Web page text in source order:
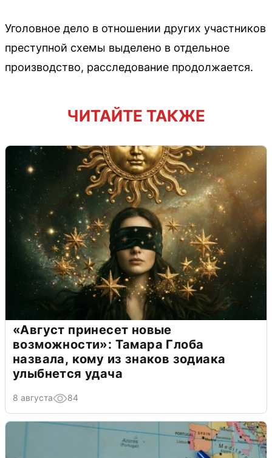
Уголовное дело в отношении других участников
преступной схемы выделено в отдельное
производство, расследование продолжается.
ЧИТАЙТЕ ТАКЖЕ
«Август принесет новые
возможности»: Тамара Глоба
назвала, кому из знаков зодиака
улыбнется удача
8 августа 84